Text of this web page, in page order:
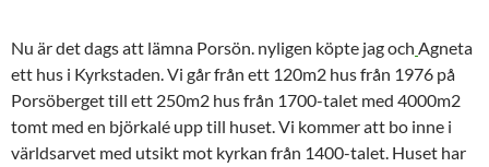
Nu är det dags att lämna Porsön. nyligen köpte jag och Agneta
ett hus i Kyrkstaden. Vi går från ett 120m2 hus från 1976 på
Porsöberget till ett 250m2 hus från 1700-talet med 4000m2
tomt med en björkalé upp till huset. Vi kommer att bo inne i
världsarvet med utsikt mot kyrkan från 1400-talet. Huset har